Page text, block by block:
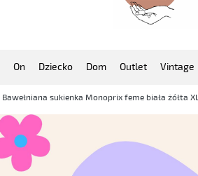
On Dziecko Dom Outlet Vintage
Bawełniana sukienka Monoprix feme biała żółta XL